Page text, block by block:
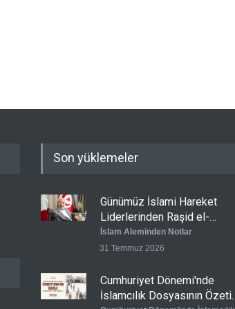
Son yüklemeler
Günümüz İslami Hareket
Liderlerinden Raşid el-
Gannuşi’ye Seküler Faşizmin
Zindanlarında Ağır Tecrit
İslam Aleminden Notlar
31 Temmuz 2026
Cumhuriyet Dönemi'nde
İslamcılık Dosyasının Özeti